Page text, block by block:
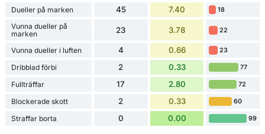
Dueller på marken 45 7.40 18
Vunna dueller på
marken
23 3.78 22
Vunna dueller i luften 4 0.66 23
Dribblad förbi 2 0.33 77
Fullträffar 17 2.80 72
Blockerade skott 2 0.33 60
Straffar borta 0 0.00 99